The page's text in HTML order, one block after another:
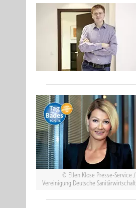
Ellen Klose Presse-Service /
Vereinigung Deutsche Sanitärwirtschaft